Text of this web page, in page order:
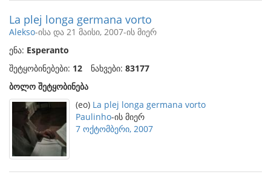
La plej longa germana vorto
Alekso-ისა და 21 მაისი, 2007-ის მიერ
ენა: Esperanto
შეტყობინებები: 12 ნახვები: 83177
ბოლო შეტყობინება
(eo) La plej longa germana vorto
Paulinho-ის მიერ
7 ოქტომბერი, 2007